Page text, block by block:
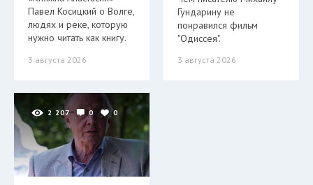
Павел Косицкий о Волге,
людях и реке, которую
нужно читать как книгу.
3 августа 2026
Гундарину не
понравился фильм
"Одиссея".
3 августа 2026
2 207 0 0